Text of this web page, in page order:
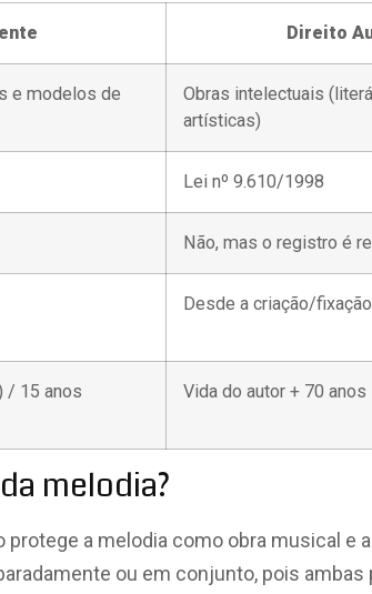
Direito
e modelos de
Obras intelectuais
artísticas)
Lei nº 9.610/1998
Não, mas o registro é
Desde a criação/fixação
/ 15 anos
Vida do autor + 70 anos
melodia?
a melodia como obra musical e
ou em conjunto, pois